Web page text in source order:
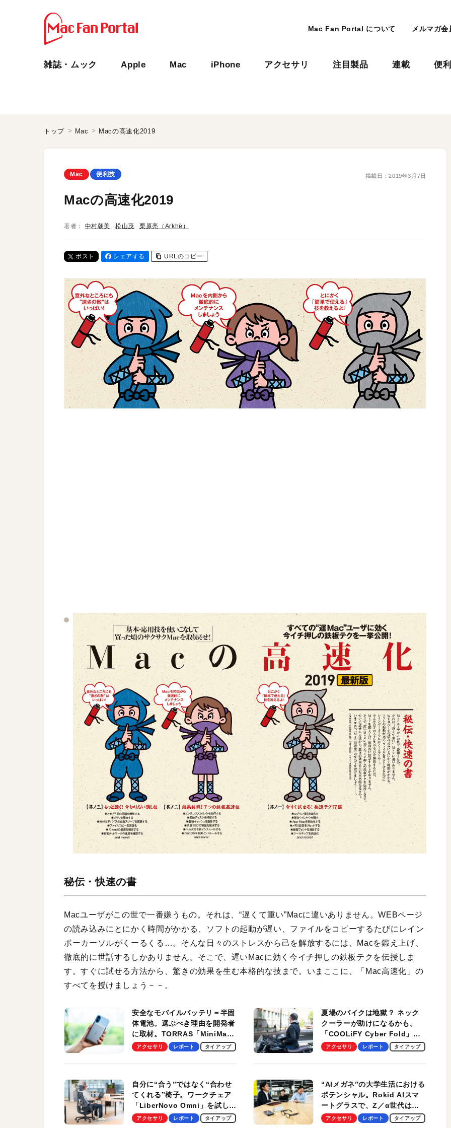
Mac Fan Portal について メルマガ会
雑誌・ムック Apple Mac iPhone アクセサリ 注目製品 連載 便
トップ Mac Macの高速化2019
Mac 便利技 掲載日：2019年3月7日
Macの高速化2019
著者： 中村朝美 松山茂 栗原亮（Arkhē）
ポスト シェアする URLのコピー
秘伝・快速の書
Macユーザがこの世で一番嫌うもの。それは、“遅くて重い”Macに違いありません。WEBページ
の読み込みにとにかく時間がかかる、ソフトの起動が遅い、ファイルをコピーするたびにレイン
ボーカーソルがくーるくる…。そんな日々のストレスから己を解放するには、Macを鍛え上げ、
徹底的に世話するしかありません。そこで、遅いMacに効く今イチ押しの鉄板テクを伝授しま
す。すぐに試せる方法から、驚きの効果を生む本格的な技まで。いまここに、「Mac高速化」の
すべてを授けましょう－－。
安全なモバイルバッテリ＝半固
体電池。選ぶべき理由を開発者
に取材。TORRAS「MiniMag
Pro」の実機レビューも
アクセサリ レポート タイアップ
夏場のバイクは地獄？ ネック
クーラーが助けになるかも。
「COOLiFY Cyber Fold」レ
ビュー。冷却の速さ、密着する
性がグッド！
アクセサリ レポート タイアップ
自分に“合う”ではなく“合わせ
てくれる”椅子。ワークチェア
「LiberNovo Omni」を試して
わかったその魅力。まさかのス
アクセサリ レポート タイアップ
“AIメガネ”の大学生活における
ポテンシャル。Rokid AIスマ
ートグラスで、Z／α世代は何
を見る？ 現役学生起業家、そ
アクセサリ レポート タイアップ